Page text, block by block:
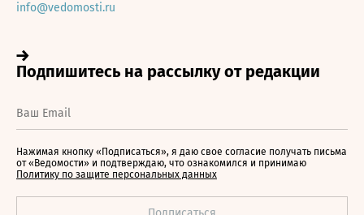
info@vedomosti.ru
Нажимая кнопку «Подписаться», я даю свое согласие получать письма
от «Ведомости» и подтверждаю, что ознакомился и принимаю
Политику по защите персональных данных